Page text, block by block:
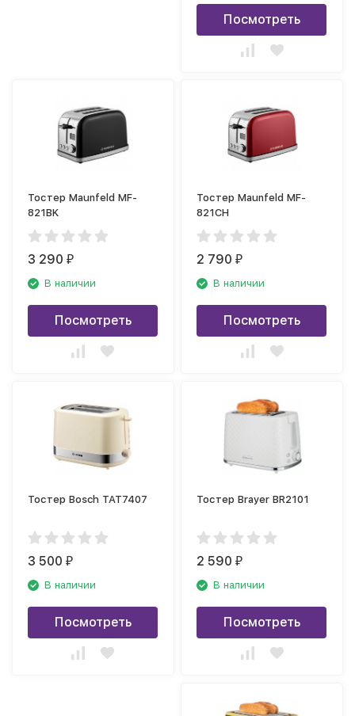
Посмотреть
Тостер Maunfeld MF-
821BK
3 290₽
В наличии
Посмотреть
Тостер Maunfeld MF-
821CH
2 790₽
В наличии
Посмотреть
Тостер Bosch TAT7407
3 500₽
В наличии
Посмотреть
Тостер Brayer BR2101
2 590₽
В наличии
Посмотреть